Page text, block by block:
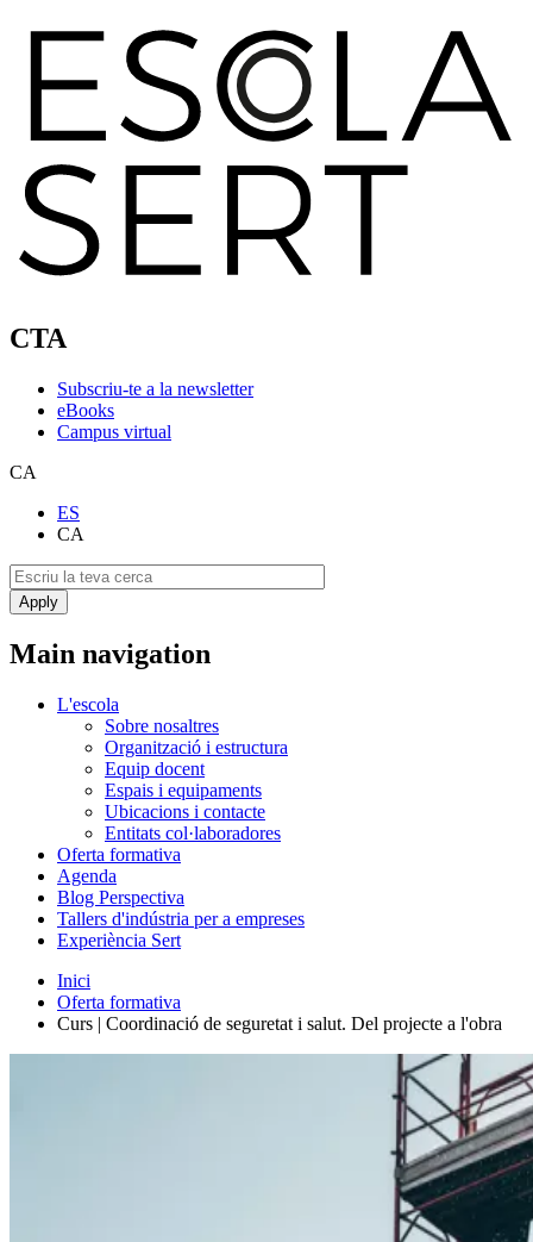
CTA
Subscriu-te a la newsletter
eBooks
Campus virtual
CA
ES
CA
Main navigation
L'escola
Sobre nosaltres
Organització i estructura
Equip docent
Espais i equipaments
Ubicacions i contacte
Entitats col·laboradores
Oferta formativa
Agenda
Blog Perspectiva
Tallers d'indústria per a empreses
Experiència Sert
Inici
Oferta formativa
Curs | Coordinació de seguretat i salut. Del projecte a l'obra